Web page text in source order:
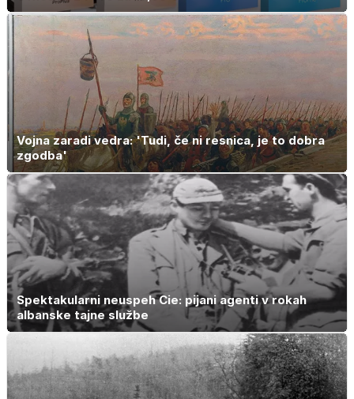
Vojna zaradi vedra: 'Tudi, če ni resnica, je to dobra
zgodba'
Spektakularni neuspeh Cie: pijani agenti v rokah
albanske tajne službe